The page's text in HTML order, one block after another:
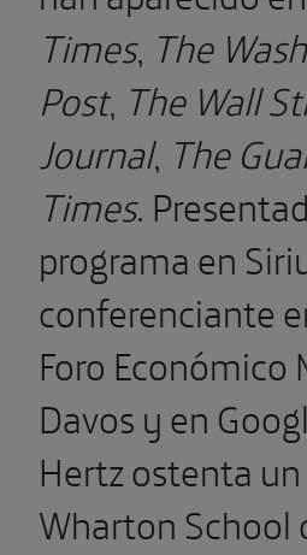
Times, The
Post, The Wall
Journal, The
Times.
programa en
conferenciante
Foro Económico
Davos y en
Hertz ostenta
Wharton School